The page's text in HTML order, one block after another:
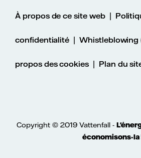
À propos de ce site web|
confidentialité | Whistleblowing
propos des cookies | Plan du
Copyright © 2019 Vattenfall -
économisons-la